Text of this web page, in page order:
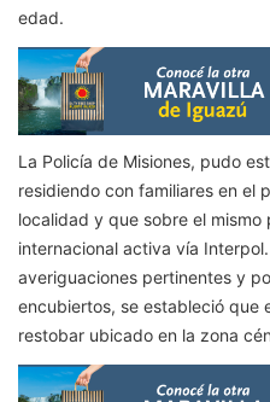
edad.
La Policía de Misiones, pudo
residiendo con familiares en el
localidad y que sobre el
internacional activa vía
averiguaciones pertinentes y
encubiertos, se estableció que
restobar ubicado en la zona